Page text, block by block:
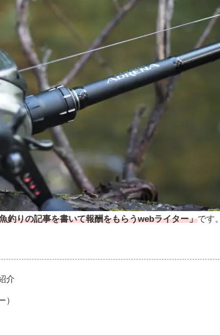
釣りの記事を書いて報酬をもらうwebライター」です。
介
）